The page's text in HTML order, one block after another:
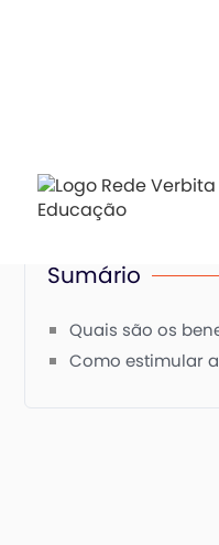
Sumário
Quais são os
Como estimular